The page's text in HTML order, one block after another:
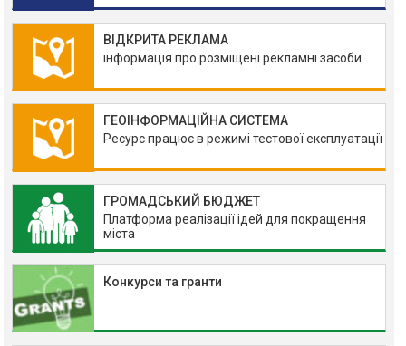
ВІДКРИТА РЕКЛАМА
інформація про розміщені рекламні засоби
ГЕОІНФОРМАЦІЙНА СИСТЕМА
Ресурс працює в режимі тестової експлуатації
ГРОМАДСЬКИЙ БЮДЖЕТ
Платформа реалізації ідей для покращення
міста
Конкурси та гранти